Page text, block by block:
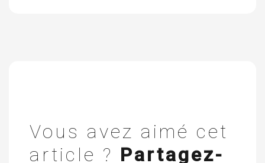
Vous avez aimé cet
article ? Partagez-